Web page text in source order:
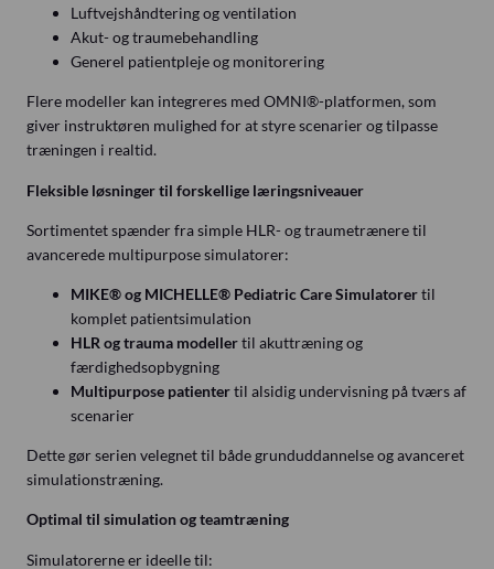
Luftvejshåndtering og ventilation
Akut- og traumebehandling
Generel patientpleje og monitorering
Flere modeller kan integreres med OMNI®-platformen, som
giver instruktøren mulighed for at styre scenarier og tilpasse
træningen i realtid.
Fleksible løsninger til forskellige læringsniveauer
Sortimentet spænder fra simple HLR- og traumetrænere til
avancerede multipurpose simulatorer:
MIKE® og MICHELLE® Pediatric Care Simulatorertil
komplet patientsimulation
HLR og trauma modellertil akuttræning og
færdighedsopbygning
Multipurpose patientertil alsidig undervisning på tværs af
scenarier
Dette gør serien velegnet til både grunduddannelse og avanceret
simulationstræning.
Optimal til simulation og teamtræning
Simulatorerne er ideelle til: